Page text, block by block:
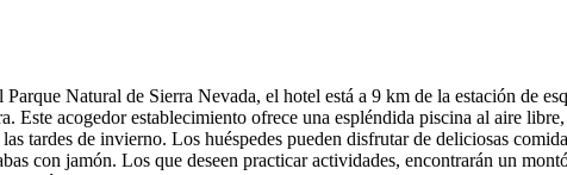
Parque Natural de Sierra Nevada, el hotel está a 9 km de la estación de
Este acogedor establecimiento ofrece una espléndida piscina al aire
tardes de invierno. Los huéspedes pueden disfrutar de deliciosas
con jamón. Los que deseen practicar actividades, encontrarán un